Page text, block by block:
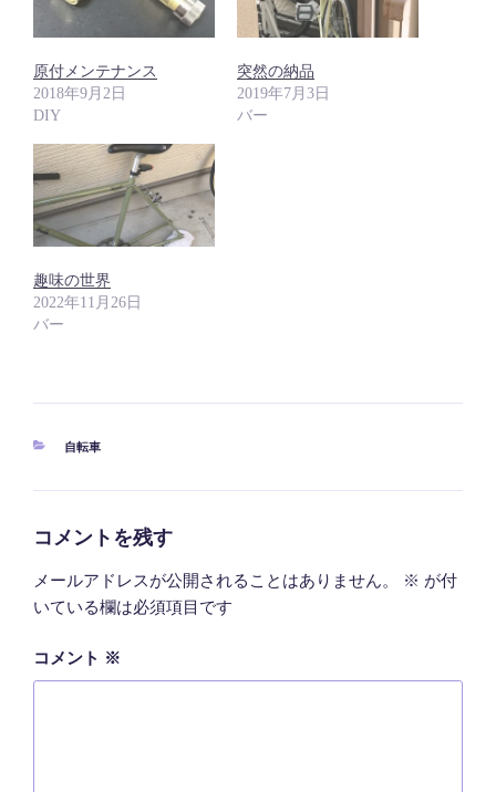
原付メンテナンス
2018年9月2日
DIY
突然の納品
2019年7月3日
バー
趣味の世界
2022年11月26日
バー
カ
ー
自転車
コメントを残す
メールアドレスが公開されることはありません。 ※ が付
いている欄は必須項目です
コメント ※